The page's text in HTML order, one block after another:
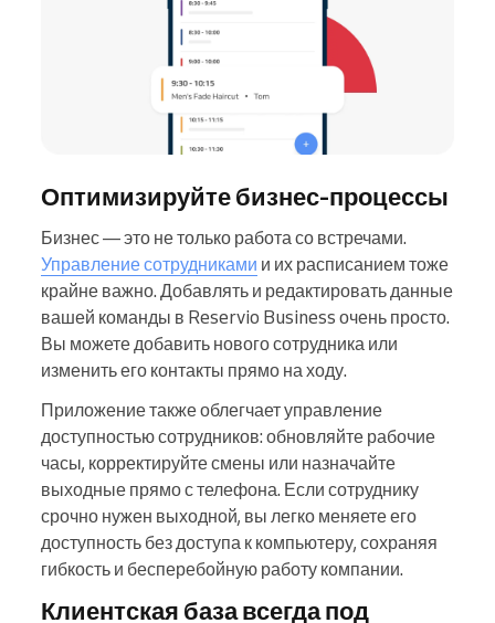
Оптимизируйте бизнес-процессы
Бизнес — это не только работа со встречами.
Управление сотрудниками и их расписанием тоже
крайне важно. Добавлять и редактировать данные
вашей команды в Reservio Business очень просто.
Вы можете добавить нового сотрудника или
изменить его контакты прямо на ходу.
Приложение также облегчает управление
доступностью сотрудников: обновляйте рабочие
часы, корректируйте смены или назначайте
выходные прямо с телефона. Если сотруднику
срочно нужен выходной, вы легко меняете его
доступность без доступа к компьютеру, сохраняя
гибкость и бесперебойную работу компании.
Клиентская база всегда под